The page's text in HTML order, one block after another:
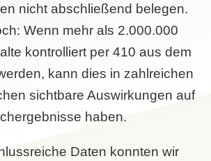
nicht abschließend belegen.
Wenn mehr als 2.000.000
kontrolliert per 410 aus dem
kann dies in zahlreichen
sichtbare Auswirkungen auf
haben.
Daten konnten wir